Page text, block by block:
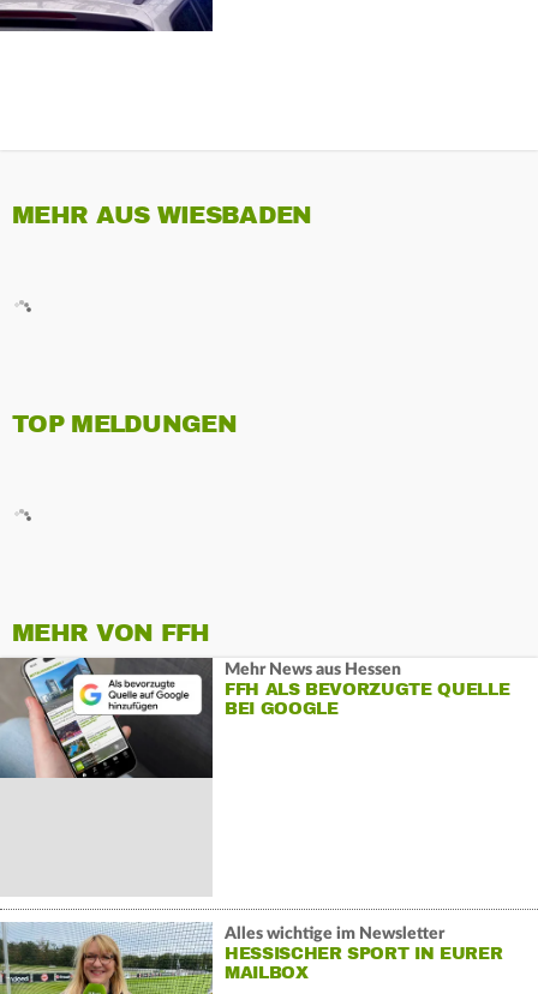
MEHR AUS WIESBADEN
TOP MELDUNGEN
MEHR VON FFH
Mehr News aus Hessen
FFH ALS BEVORZUGTE QUELLE
BEI GOOGLE
Alles wichtige im Newsletter
HESSISCHER SPORT IN EURER
MAILBOX